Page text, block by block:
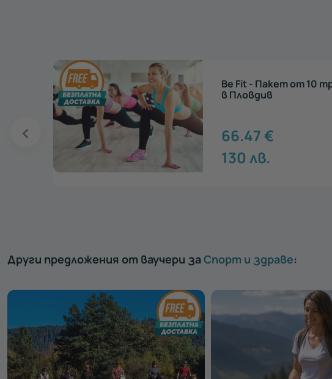
Dancelo - Пакет от 10
тренировки в Пловдив
66.47€
130лв.
Други предложения от ваучери заСпорт и здраве: